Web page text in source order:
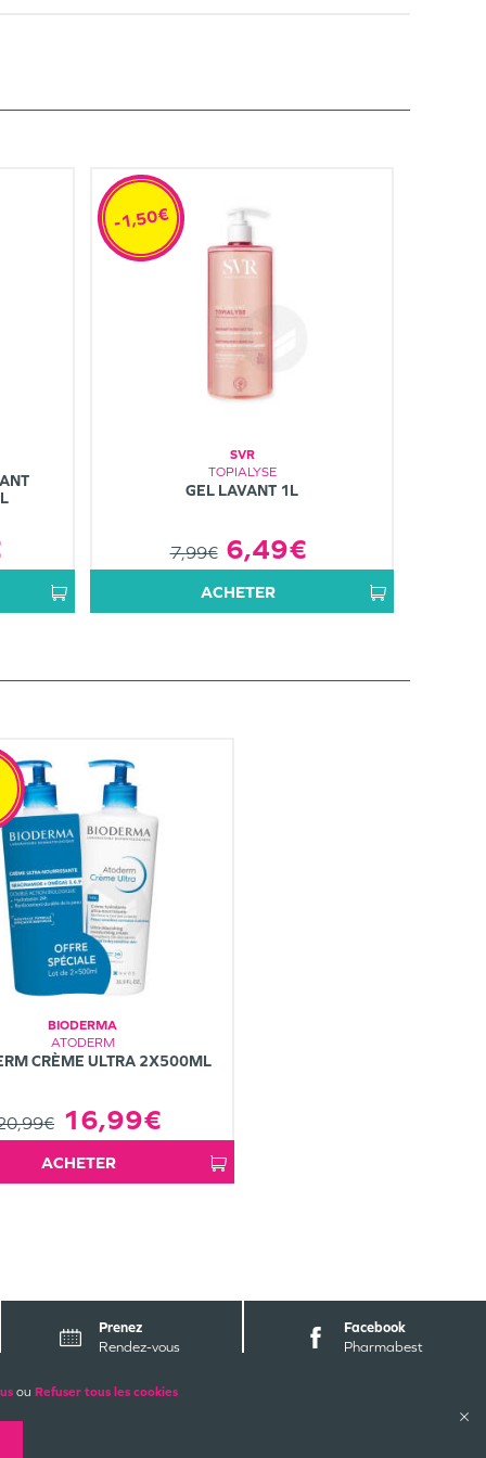
ou Refuser tous les cookies
SVR
TOPIALYSE
GEL LAVANT 1L
7,99€ 6,49€
-1,50€
ACHETER
BIODERMA
ATODERM
CRÈME ULTRA 2X500ML
16,99€
ACHETER
Prenez
Rendez-vous
Facebook
Pharmabest